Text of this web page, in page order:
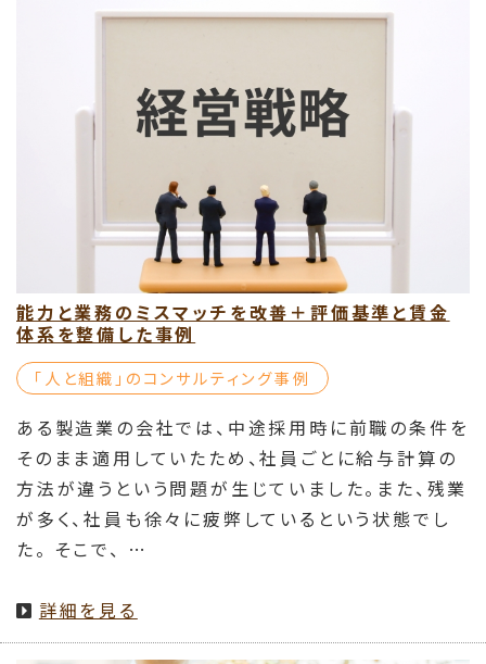
能力と業務のミスマッチを改善＋評価基準と賃金
体系を整備した事例
「⼈と組織」のコンサルティング事例
ある製造業の会社では、中途採用時に前職の条件を
そのまま適用していたため、社員ごとに給与計算の
方法が違うという問題が生じていました。また、残業
が多く、社員も徐々に疲弊しているという状態でし
た。 そこで、 …
詳細を見る